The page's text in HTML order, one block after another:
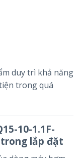
duy trì khả năng
trong quá
10-1.1F-
lắp đặt